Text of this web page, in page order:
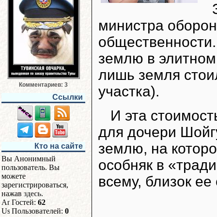
Комментариев: 3
Ссылки
Кто на сайте
Вы Анонимный
пользователь. Вы
можете
зарегистрироваться,
нажав здесь.
Гостей: 62
Пользователей: 0
министра
землю в
лишь земля
участка).
И эта
для дочери
землю, на
особняк в
всему, близок ее